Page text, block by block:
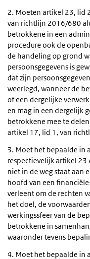
2. Moeten artikel 23, lid
van richtlijn 2016/680
betrokkene in een
procedure ook de
de handeling op grond
persoonsgegevens is
dat zijn
weerlegd, wanneer de
of een dergelijke
en mag in een dergelijk
betrokkene mee te
artikel 17, lid 1, van
3. Moet het bepaalde
respectievelijk artikel 23
niet in de weg staat aan
hoofd van een
verleent om de rechten
het doel, de
werkingssfeer van de
betrokkene in
waaronder tevens
4. Moet het bepaalde in